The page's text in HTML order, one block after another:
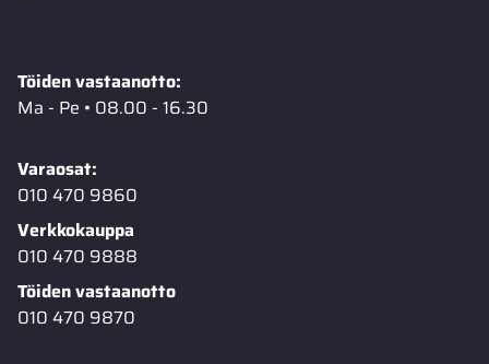
Töiden vastaanotto:
Ma - Pe • 08.00 - 16.30
Varaosat:
010 470 9860
Verkkokauppa
010 470 9888
Töiden vastaanotto
010 470 9870